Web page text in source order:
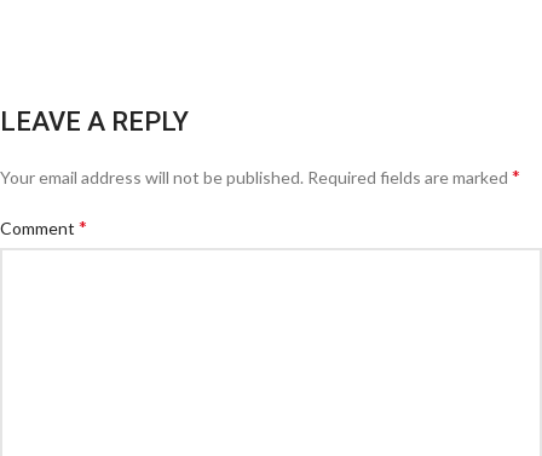
LEAVE A REPLY
Your email address will not be published. Required fields are marked *
Comment *